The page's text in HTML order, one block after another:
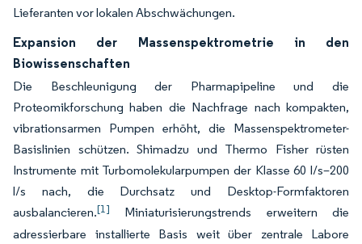
Lieferanten vor lokalen Abschwächungen.
Expansion der Massenspektrometrie in den
Biowissenschaften
Die Beschleunigung der Pharmapipeline und die
Proteomikforschung haben die Nachfrage nach kompakten,
vibrationsarmen Pumpen erhöht, die Massenspektrometer-
Basislinien schützen. Shimadzu und Thermo Fisher rüsten
Instrumente mit Turbomolekularpumpen der Klasse 60 l/s–200
l/s nach, die Durchsatz und Desktop-Formfaktoren
ausbalancieren.[1]
Miniaturisierungstrends erweitern die
adressierbare installierte Basis weit über zentrale Labore